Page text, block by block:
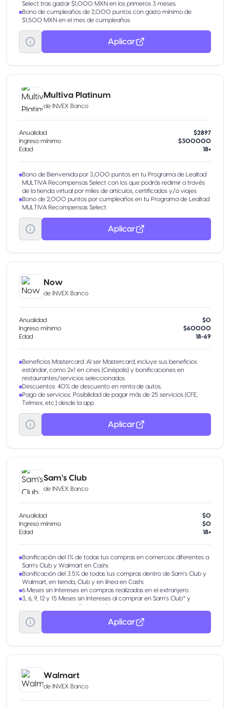
Select tras gastar $1,000 MXN en los primeros 3 meses.
Bono de cumpleaños de 2,000 puntos con gasto mínimo de
$1,500 MXN en el mes de cumpleaños.
Aplicar
Multiva Platinum
de INVEX Banco
Anualidad
$2897
Ingreso mínimo
$300000
Edad
18+
Bono de Bienvenida por 3,000 puntos en tu Programa de Lealtad
MULTIVA Recompensas Select con los que podrás redimir a través
de la tienda virtual por miles de artículos, certificados y/o viajes
Bono de 2,000 puntos por cumpleaños en tu Programa de Lealtad
MULTIVA Recompensas Select
Aplicar
Now
de INVEX Banco
Anualidad
$0
Ingreso mínimo
$60000
Edad
18-69
Beneficios Mastercard: Al ser Mastercard, incluye sus beneficios
estándar, como 2x1 en cines (Cinépolis) y bonificaciones en
restaurantes/servicios seleccionados.
Descuentos: 40% de descuento en renta de autos.
Pago de servicios: Posibilidad de pagar más de 25 servicios (CFE,
Telmex, etc.) desde la app.
Aplicar
Sam's Club
de INVEX Banco
Anualidad
$0
Ingreso mínimo
$0
Edad
18+
Bonificación del 1% de todas tus compras en comercios diferentes a
Sam's Club y Walmart en Cashi.
Bonificación del 3.5% de todas tus compras dentro de Sam's Club y
Walmart, en tienda, Club y en línea en Cashi.
6 Meses sin Intereses en compras realizadas en el extranjero.
3, 6, 9, 12 y 15 Meses sin Intereses al comprar en Sam's Club* y
Walmart, en tienda, Club y en línea.
Aplicar
Walmart
de INVEX Banco